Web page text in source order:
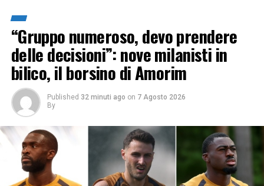
“Gruppo numeroso, devo prendere
delle decisioni”: nove milanisti in
bilico, il borsino di Amorim
Published 32 minuti ago on 7 Agosto 2026
By